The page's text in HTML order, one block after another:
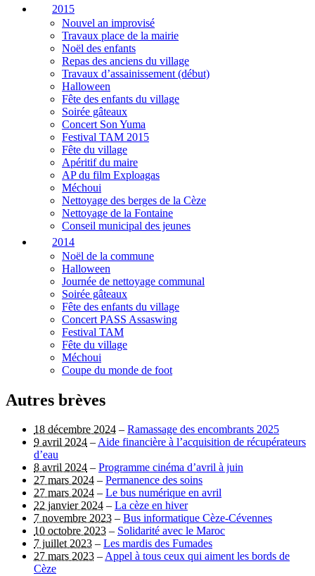
2015
Nouvel an improvisé
Travaux place de la mairie
Noël des enfants
Repas des anciens du village
Travaux d’assainissement (début)
Halloween
Fête des enfants du village
Soirée gâteaux
Concert Son Yuma
Festival TAM 2015
Fête du village
Apéritif du maire
AP du film Exploagas
Méchoui
Nettoyage des berges de la Cèze
Nettoyage de la Fontaine
Conseil municipal des jeunes
2014
Noël de la commune
Halloween
Journée de nettoyage communal
Soirée gâteaux
Fête des enfants du village
Concert PASS Assaswing
Festival TAM
Fête du village
Méchoui
Coupe du monde de foot
Autres brèves
18 décembre 2024 – Ramassage des encombrants 2025
9 avril 2024 –Aide financière à l’acquisition de récupérateurs
d’eau
8 avril 2024 – Programme cinéma d’avril à juin
27 mars 2024 – Permanence des soins
27 mars 2024 – Le bus numérique en avril
22 janvier 2024 – La cèze en hiver
7 novembre 2023 – Bus informatique Cèze-Cévennes
10 octobre 2023 – Solidarité avec le Maroc
7 juillet 2023 – Les mardis des Fumades
27 mars 2023 –Appel à tous ceux qui aiment les bords de
Cèze